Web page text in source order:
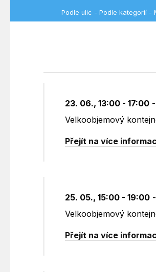
Podle ulic - Podle kategorií -
23. 06., 13:00 - 17:00 -
Velkoobjemový
Přejít na více
25. 05., 15:00 - 19:00 -
Velkoobjemový
Přejít na více